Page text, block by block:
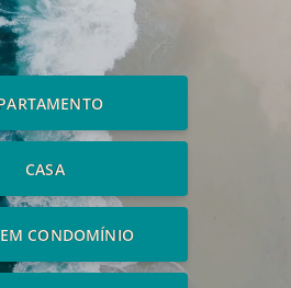
CASA
CONDOMÍNIO